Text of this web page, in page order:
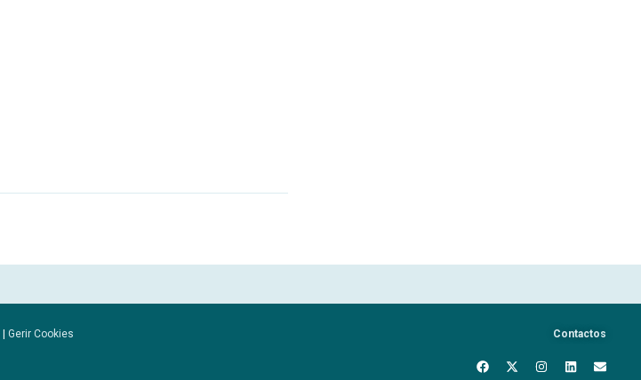
| Gerir Cookies Contactos